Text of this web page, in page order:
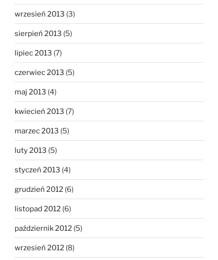
wrzesień 2013 (3)
sierpień 2013 (5)
lipiec 2013 (7)
czerwiec 2013 (5)
maj 2013 (4)
kwiecień 2013 (7)
marzec 2013 (5)
luty 2013 (5)
styczeń 2013 (4)
grudzień 2012 (6)
listopad 2012 (6)
październik 2012 (5)
wrzesień 2012 (8)